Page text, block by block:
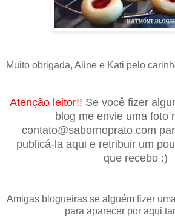
Muito obrigada, Aline e Kati pelo
Atenção leitor!! Se você fizer
blog me envie uma foto
contato@sabornoprato.com
publicá-la aqui e retribuir um
que recebo :)
Amigas blogueiras se alguém fizer
para aparecer por aqui